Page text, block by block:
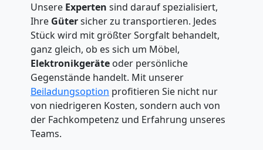
Unsere Experten sind darauf spezialisiert,
Ihre Gütersicher zu transportieren. Jedes
Stück wird mit größter Sorgfalt behandelt,
ganz gleich, ob es sich um Möbel,
Elektronikgeräte oder persönliche
Gegenstände handelt. Mit unserer
Beiladungsoption profitieren Sie nicht nur
von niedrigeren Kosten, sondern auch von
der Fachkompetenz und Erfahrung unseres
Teams.